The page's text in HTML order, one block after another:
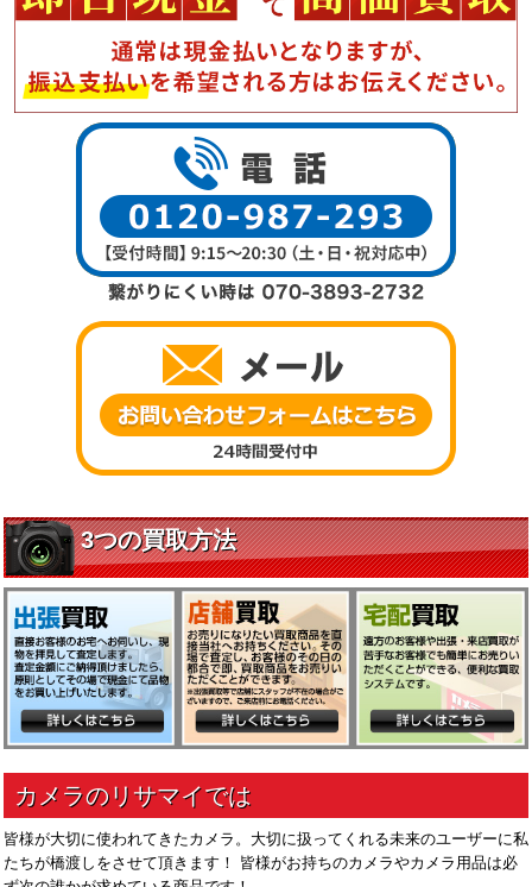
皆様が大切に使われてきたカメラ。大切に扱ってくれる未来のユーザーに私
たちが橋渡しをさせて頂きます！ 皆様がお持ちのカメラやカメラ用品は必